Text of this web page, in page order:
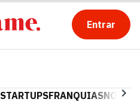
Entrar
STARTUPSFRANQUIAS